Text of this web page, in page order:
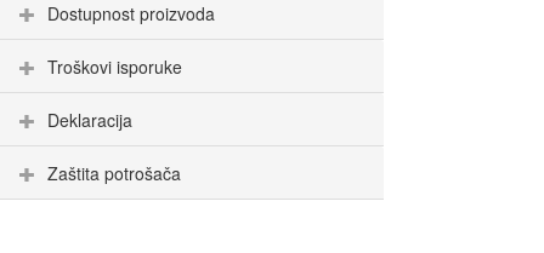
Dostupnost proizvoda
Troškovi isporuke
Deklaracija
Zaštita potrošača